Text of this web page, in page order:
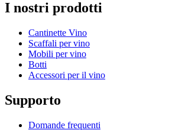
I nostri prodotti
Cantinette Vino
Scaffali per vino
Mobili per vino
Botti
Accessori per il vino
Supporto
Domande frequenti